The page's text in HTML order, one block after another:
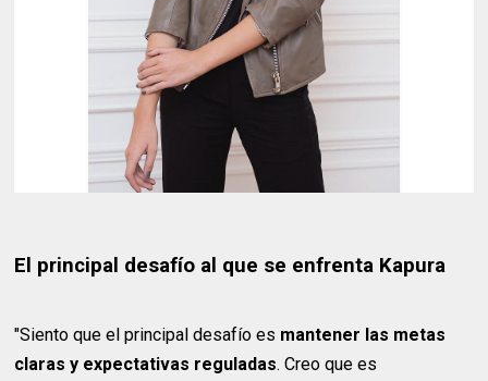
El principal desafío al que se enfrenta Kapura
"Siento que el principal desafío es mantener las metas
claras y expectativas reguladas. Creo que es